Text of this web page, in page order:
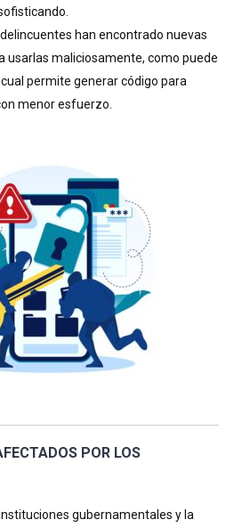
han encontrado nuevas
usarlas maliciosamente, como puede
cual permite generar código para
menor esfuerzo.
POR LOS
gubernamentales y la